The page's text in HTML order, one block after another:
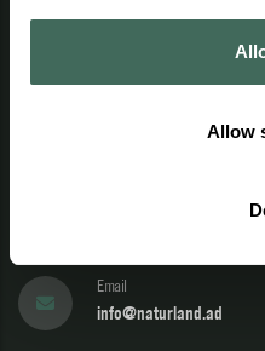
Allow
Política de cookies
Email
info@naturland.ad